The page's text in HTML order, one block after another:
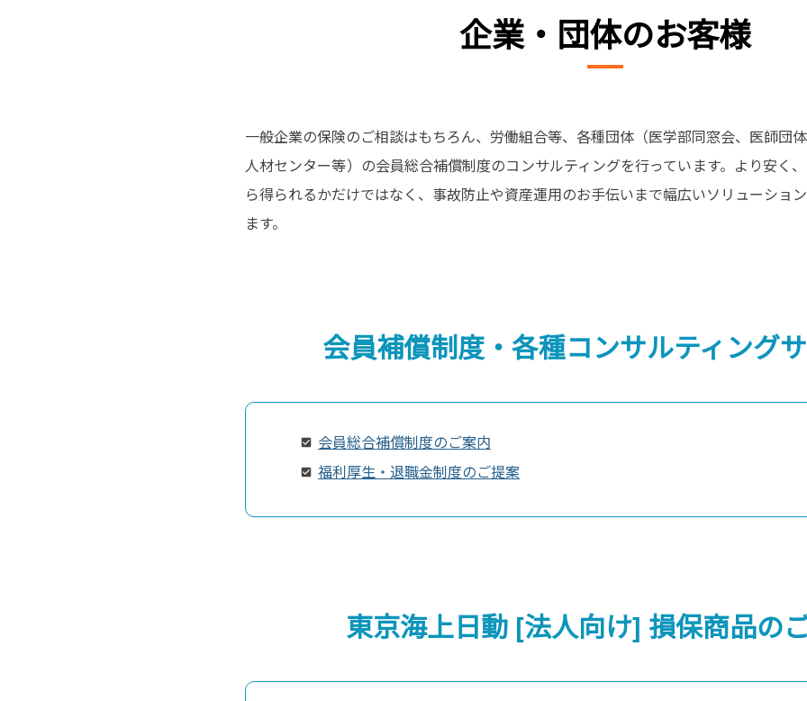
企業・団体のお客様
一般企業の保険のご相談はもちろん、労働組合等、各種団体（医学部同窓会、医師団
人材センター等）の会員総合補償制度のコンサルティングを行っています。より安く
ら得られるかだけではなく、事故防止や資産運用のお手伝いまで幅広いソリューショ
ます。
会員補償制度・各種コンサルティング
会員総合補償制度のご案内
福利厚生・退職金制度のご提案
東京海上日動 [法人向け] 損保商品の